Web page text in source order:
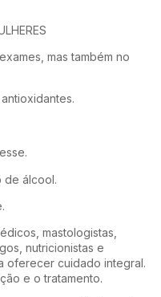
mas também no
de álcool.
mastologistas,
nutricionistas e
oferecer cuidado integral.
e o tratamento.